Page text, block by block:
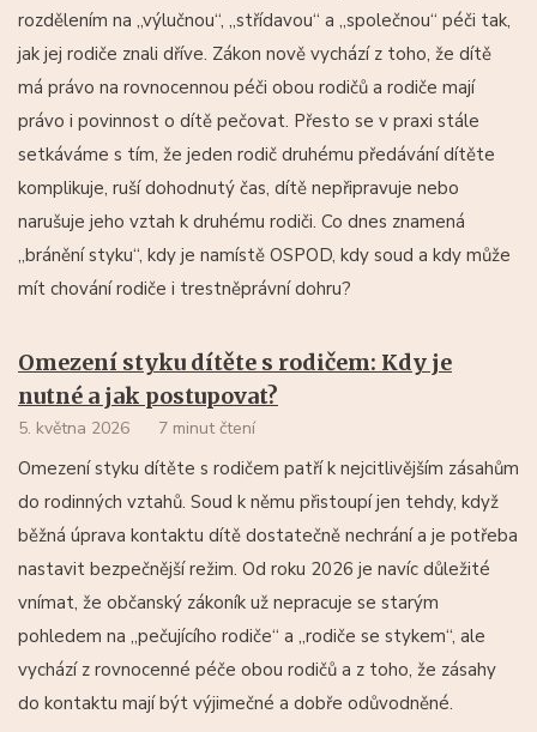
rozdělením na „výlučnou“, „střídavou“ a „společnou“ péči tak,
jak jej rodiče znali dříve. Zákon nově vychází z toho, že dítě
má právo na rovnocennou péči obou rodičů a rodiče mají
právo i povinnost o dítě pečovat. Přesto se v praxi stále
setkáváme s tím, že jeden rodič druhému předávání dítěte
komplikuje, ruší dohodnutý čas, dítě nepřipravuje nebo
narušuje jeho vztah k druhému rodiči. Co dnes znamená
„bránění styku“, kdy je namístě OSPOD, kdy soud a kdy může
mít chování rodiče i trestněprávní dohru?
Omezení styku dítěte s rodičem: Kdy je
nutné a jak postupovat?
5. května 2026 7 minut čtení
Omezení styku dítěte s rodičem patří k nejcitlivějším zásahům
do rodinných vztahů. Soud k němu přistoupí jen tehdy, když
běžná úprava kontaktu dítě dostatečně nechrání a je potřeba
nastavit bezpečnější režim. Od roku 2026 je navíc důležité
vnímat, že občanský zákoník už nepracuje se starým
pohledem na „pečujícího rodiče“ a „rodiče se stykem“, ale
vychází z rovnocenné péče obou rodičů a z toho, že zásahy
do kontaktu mají být výjimečné a dobře odůvodněné.